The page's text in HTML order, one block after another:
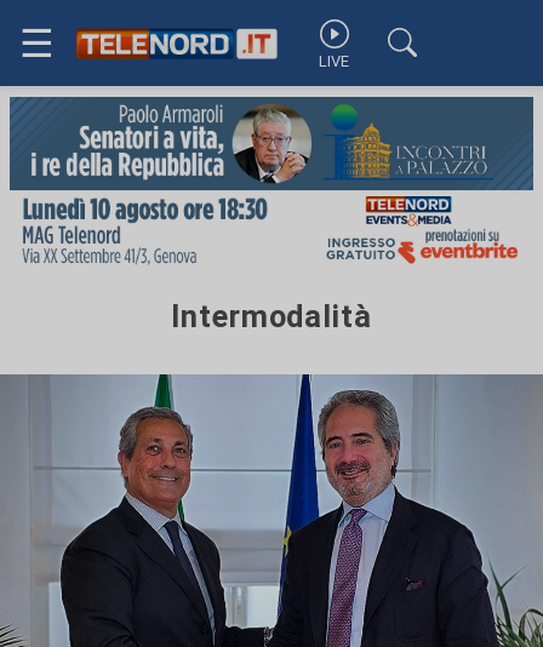
☰ LIVE
Intermodalità